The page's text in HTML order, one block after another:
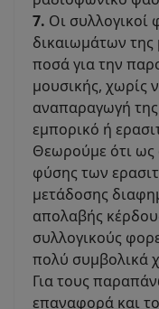
7. Οι συλλογικοί
δικαιωμάτων της
ποσά για την
μουσικής, χωρίς
αναπαραγωγή της
εμπορικό ή
Θεωρούμε ότι ως
φύσης των
μετάδοσης
απολαβής
συλλογικούς
πολύ συμβολικά
Για τους
επαναφορά και